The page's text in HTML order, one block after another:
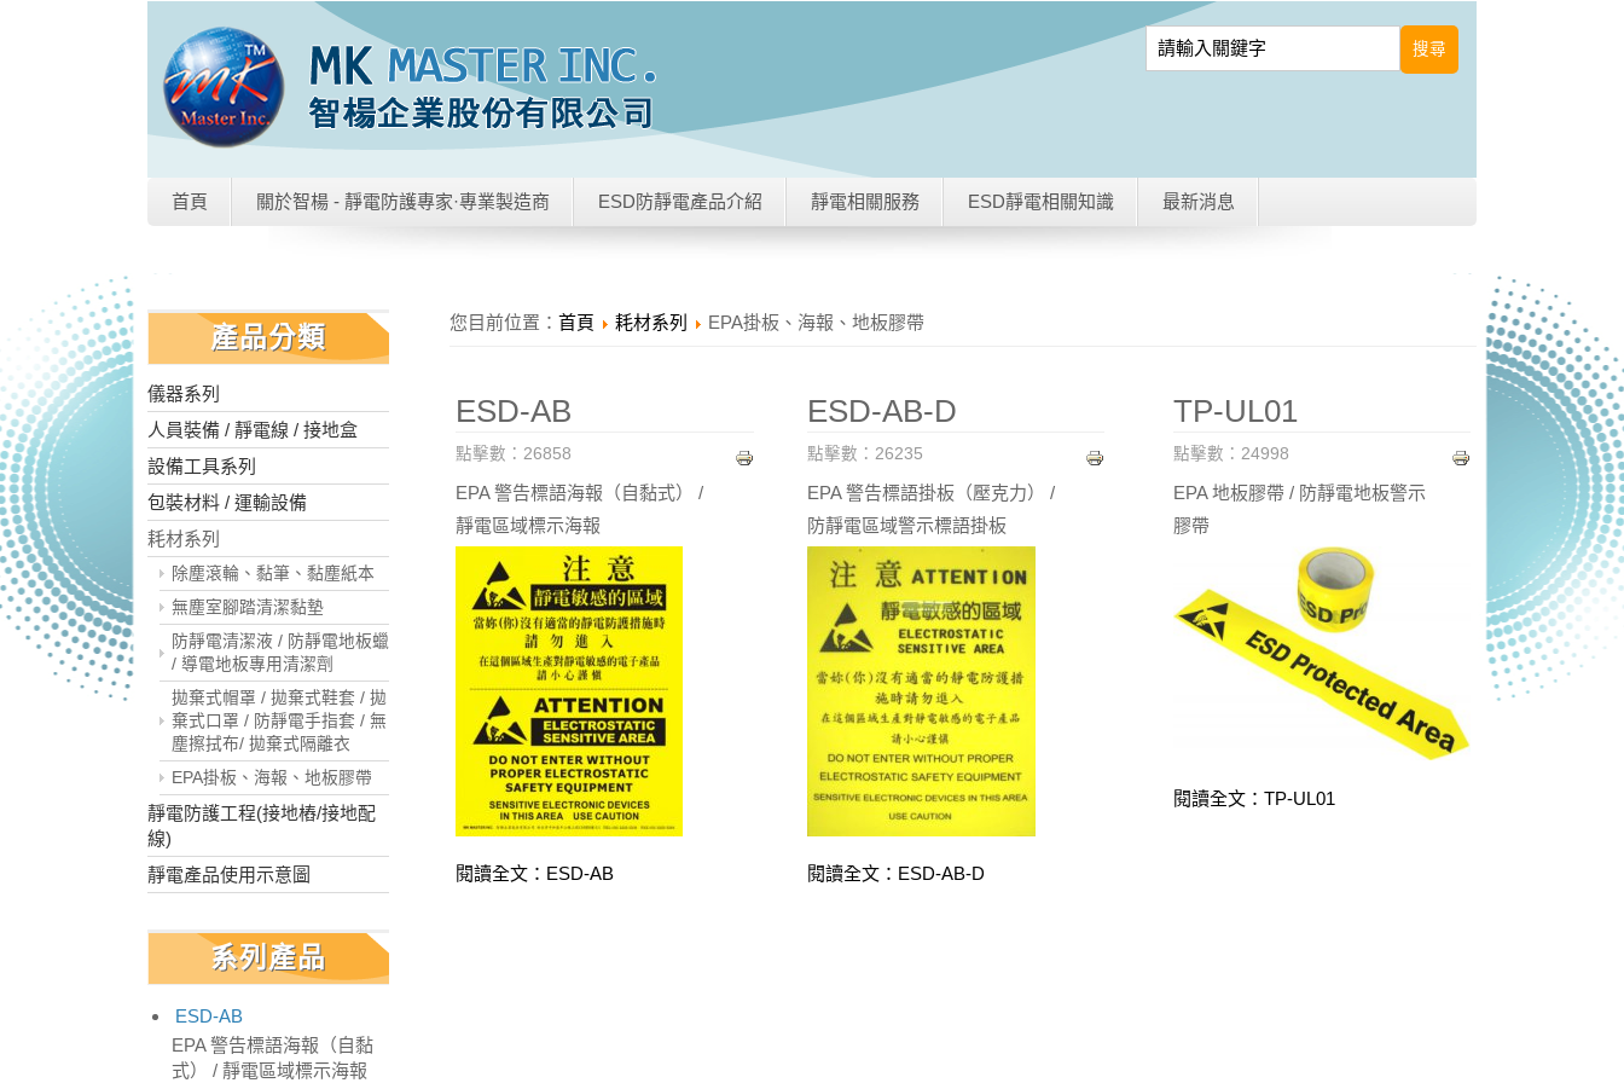
首頁 關於智楊 - 靜電防護專家·專業製造商 ESD防靜電產品介紹 靜電相關服務 ESD靜電相關知識 最新消息
產品分類
儀器系列
人員裝備 / 靜電線 / 接地盒
設備工具系列
包裝材料 / 運輸設備
耗材系列
除塵滾輪、黏筆、黏塵紙本
無塵室腳踏清潔黏墊
防靜電清潔液 / 防靜電地板蠟
/ 導電地板專用清潔劑
拋棄式帽罩 / 拋棄式鞋套 / 拋
棄式口罩 / 防靜電手指套 / 無
塵擦拭布/ 拋棄式隔離衣
EPA掛板、海報、地板膠帶
靜電防護工程(接地樁/接地配
線)
靜電產品使用示意圖
系列產品
ESD-AB
EPA 警告標語海報（自黏
式） / 靜電區域標示海報
您目前位置： 首頁 耗材系列 EPA掛板、海報、地板膠帶
ESD-AB
點擊數：26858
EPA 警告標語海報（自黏式） /
靜電區域標示海報
閱讀全文：ESD-AB
ESD-AB-D
點擊數：26235
EPA 警告標語掛板（壓克力） /
防靜電區域警示標語掛板
閱讀全文：ESD-AB-D
TP-UL01
點擊數：24998
EPA 地板膠帶 / 防靜電地板警示
膠帶
閱讀全文：TP-UL01